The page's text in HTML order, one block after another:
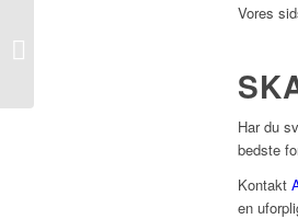
Vores
Har du
bedste
Kontakt
en